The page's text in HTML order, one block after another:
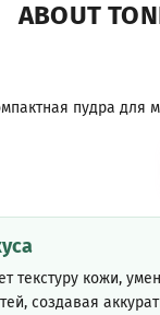
ABOUT
пудра
текстуру кожи,
создавая